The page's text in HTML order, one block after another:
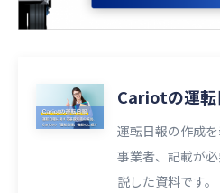
Cariotの運転
運転日報の作成
事業者、記載が
説した資料です。